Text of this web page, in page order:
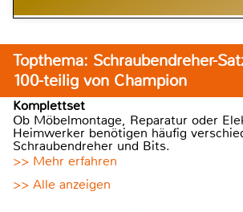
Topthema: Schraubendreher-
100-teilig von Champion
Komplettset
Ob Möbelmontage, Reparatur oder
Heimwerker benötigen häufig
Schraubendreher und Bits.
>> Mehr erfahren
>> Alle anzeigen